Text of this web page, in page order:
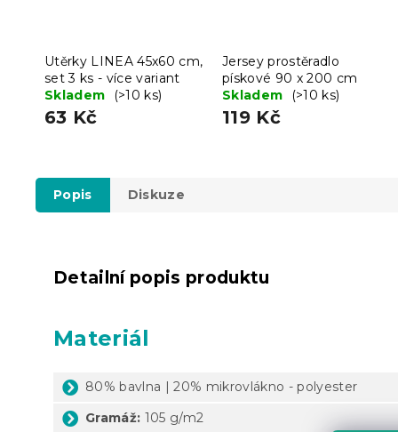
Utěrky LINEA 45x60 cm,
set 3 ks - více variant
Skladem
(>10 ks)
63 Kč
Jersey prostěradlo
pískové 90 x 200 cm
Skladem
(>10 ks)
119 Kč
Popis Diskuze
Detailní popis produktu
Materiál
80% bavlna | 20% mikrovlákno - polyester
Gramáž: 105 g/m2